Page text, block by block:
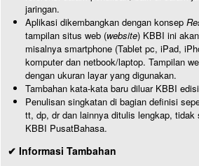
jaringan.
Aplikasi dikembangkan dengan konsep
tampilan situs web (website) KBBI ini
misalnya smartphone (Tablet pc, iPad,
komputer dan netbook/laptop. Tampilan
dengan ukuran layar yang digunakan.
Tambahan kata-kata baru diluar KBBI
Penulisan singkatan di bagian definisi
tt, dp, dr dan lainnya ditulis lengkap, tidak
KBBI PusatBahasa.
✔ Informasi Tambahan